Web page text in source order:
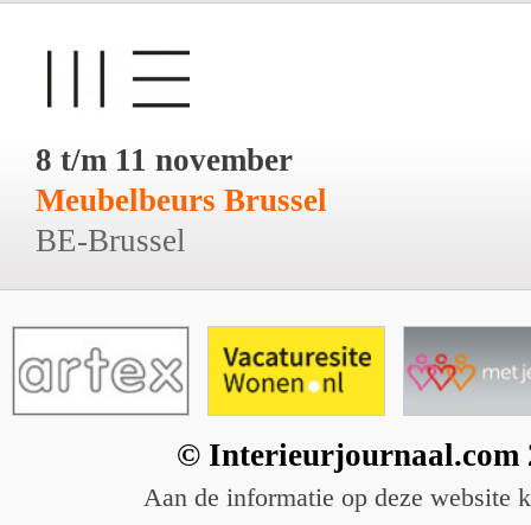
8 t/m 11 november
Meubelbeurs Brussel
BE-Brussel
© Interieurjournaal.com
Aan de informatie op deze website